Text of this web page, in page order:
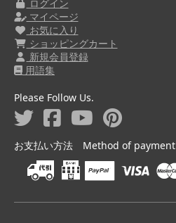
ログイン
マイページ
お気に入り
ショッピングカート
新規会員登録
用語集
Please Follow Us.
お支払い方法 Method of payment